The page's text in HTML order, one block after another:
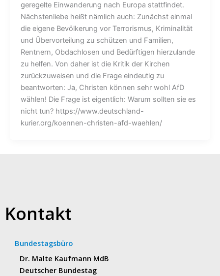
geregelte Einwanderung nach Europa stattfindet.
Nächstenliebe heißt nämlich auch: Zunächst einmal
die eigene Bevölkerung vor Terrorismus, Kriminalität
und Übervorteilung zu schützen und Familien,
Rentnern, Obdachlosen und Bedürftigen hierzulande
zu helfen. Von daher ist die Kritik der Kirchen
zurückzuweisen und die Frage eindeutig zu
beantworten: Ja, Christen können sehr wohl AfD
wählen! Die Frage ist eigentlich: Warum sollten sie es
nicht tun? https://www.deutschland-
kurier.org/koennen-christen-afd-waehlen/
Kontakt
Bundestagsbüro
Dr. Malte Kaufmann MdB
Deutscher Bundestag